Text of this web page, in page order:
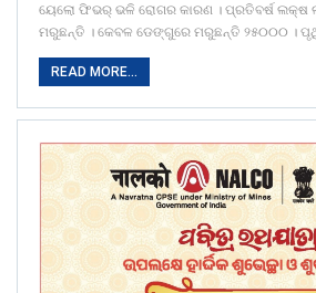
ୟେଲୋ ଫିଭର୍‌ ଭଳି ରୋଗର କାରଣ । ପ୍ରତିବର୍ଷ ଲକ୍ଷ
ମରୁଛନ୍ତି । କେବଳ ଡେଙ୍ଗୁରେ ମରୁଛନ୍ତି ୨୫୦୦୦ ।
READ MORE...